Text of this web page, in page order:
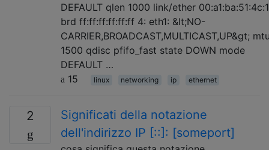
DEFAULT qlen 1000 link/ether
brd ff:ff:ff:ff:ff:ff 4: eth1: &lt;NO-
CARRIER,BROADCAST,MULTICAST,UP&gt;
1500 qdisc pfifo_fast state DOWN mode
DEFAULT …
15
linux networking ip ethernet
2
Significati della notazione
dell'indirizzo IP [::]: [someport]